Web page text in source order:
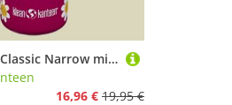
Kid Kanteen Classic Narrow mit Sippy Cap mehrfarbig Blumen 355 - Happy Flowers
16,96 € 19,95 €